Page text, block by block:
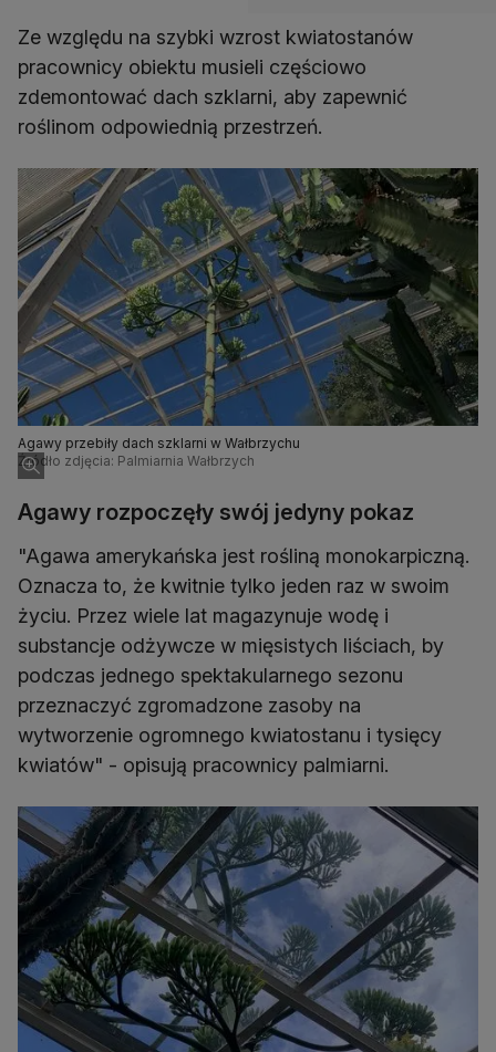
Ze względu na szybki wzrost kwiatostanów
pracownicy obiektu musieli częściowo
zdemontować dach szklarni, aby zapewnić
roślinom odpowiednią przestrzeń.
Agawy przebiły dach szklarni w Wałbrzychu
Źródło zdjęcia: Palmiarnia Wałbrzych
Agawy rozpoczęły swój jedyny pokaz
"Agawa amerykańska jest rośliną monokarpiczną.
Oznacza to, że kwitnie tylko jeden raz w swoim
życiu. Przez wiele lat magazynuje wodę i
substancje odżywcze w mięsistych liściach, by
podczas jednego spektakularnego sezonu
przeznaczyć zgromadzone zasoby na
wytworzenie ogromnego kwiatostanu i tysięcy
kwiatów" - opisują pracownicy palmiarni.